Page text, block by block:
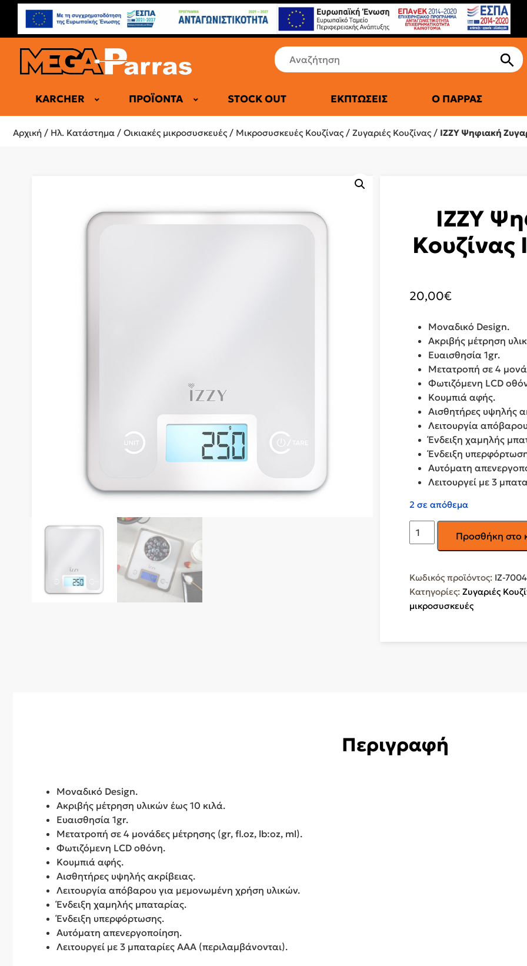
KARCHER ΠΡΟΪΌΝΤΑ
ΕΠΑΓΓΕΛΜΑΤΙΚΆ ΨΥΓΕΊΑ
STOCK OUT ΕΚΠΤΏΣΕΙΣ Ο ΠΑΡΡΆΣ
Αρχική / Ηλ. Κατάστημα / Οικιακές μικροσυσκευές / Μικροσυσκευές Κουζίνας / Ζυγαριές Κουζίνας / IZZY Ψηφιακή
IZZY
Κουζίνας
20,00€
Μοναδικό Design.
Ακριβής μέτρηση
Ευαισθησία 1gr.
Μετατροπή σε 4
Φωτιζόμενη LCD
Κουμπιά αφής.
Αισθητήρες υψηλής
Λειτουργία
Ένδειξη χαμηλής
Ένδειξη
Αυτόματη
Λειτουργεί με 3
2 σε απόθεμα
IZZY
Ψηφιακή
IZ-
7004
La
ποσότητα
Προσθήκη στο
Κωδικός προϊόντος: IZ-
Κατηγορίες: Ζυγαριές
μικροσυσκευές
Περιγραφή
Μοναδικό Design.
Ακριβής μέτρηση υλικών έως 10 κιλά.
Ευαισθησία 1gr.
Μετατροπή σε 4 μονάδες μέτρησης (gr, fl.oz, lb:oz, ml).
Φωτιζόμενη LCD οθόνη.
Κουμπιά αφής.
Αισθητήρες υψηλής ακρίβειας.
Λειτουργία απόβαρου για μεμονωμένη χρήση υλικών.
Ένδειξη χαμηλής μπαταρίας.
Ένδειξη υπερφόρτωσης.
Αυτόματη απενεργοποίηση.
Λειτουργεί με 3 μπαταρίες ΑΑΑ (περιλαμβάνονται).